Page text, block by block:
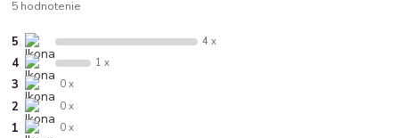
5 hodnotenie
5 4 x
4 1 x
3 0 x
2 0 x
1 0 x